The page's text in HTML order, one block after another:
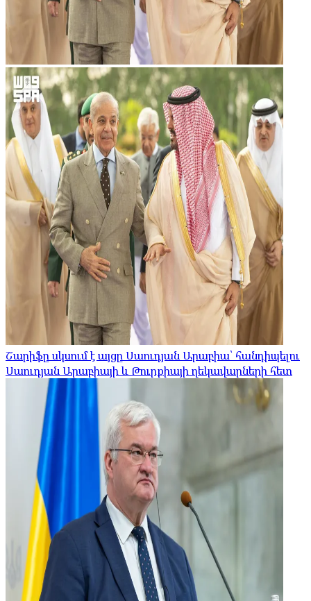
Շարիֆը սկսում է այցը Սաուդյան Արաբիա՝ հանդիպելու
Սաուդյան Արաբիայի և Թուրքիայի ղեկավարների հետ